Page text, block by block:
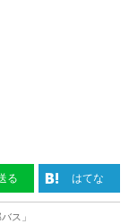
る はてな
ス」